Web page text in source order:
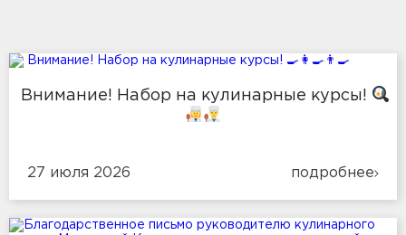
Внимание! Набор на кулинарные курсы!
27 июля 2026 подробнее